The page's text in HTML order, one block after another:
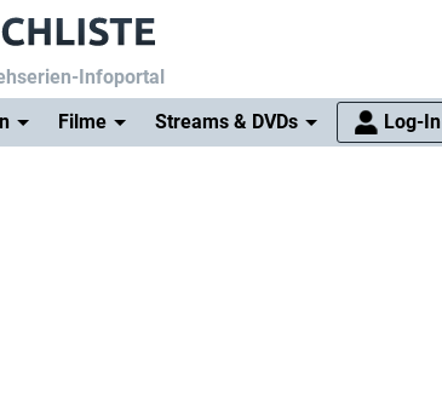
Infoportal
Filme Streams & DVDs Log-In